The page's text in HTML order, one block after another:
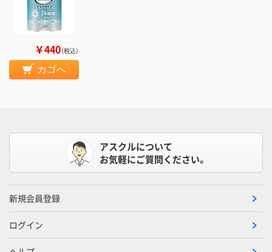
￥440（税込）
カゴへ
アスクルについて
お気軽にご質問ください。
新規会員登録
ログイン